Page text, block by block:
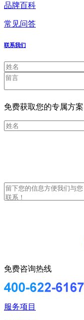
品牌百科
常见问答
联系我们
免费获取您的专属方案
免费咨询热线
服务项目